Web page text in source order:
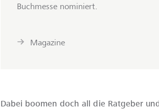
Buchmesse nominiert.
Magazine
Dabei boomen doch all die Ratgeber